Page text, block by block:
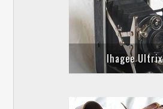
Ihagee Ultrix